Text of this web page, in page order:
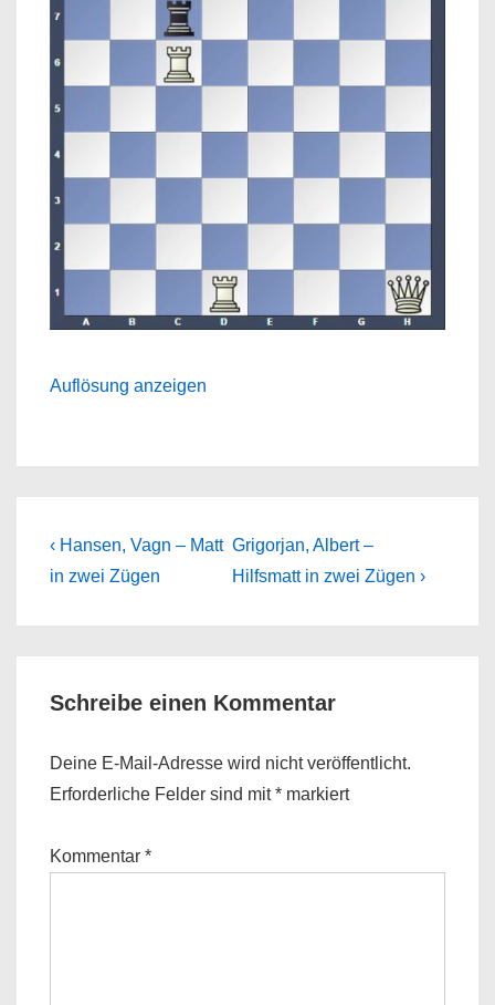
Auflösung anzeigen
Beitragsnavigation
Previous
Post
‹ Hansen, Vagn – Matt
in zwei Zügen
Next
Post
Grigorjan, Albert –
Hilfsmatt in zwei Zügen ›
Schreibe einen Kommentar
Deine E-Mail-Adresse wird nicht veröffentlicht.
Erforderliche Felder sind mit* markiert
Kommentar *